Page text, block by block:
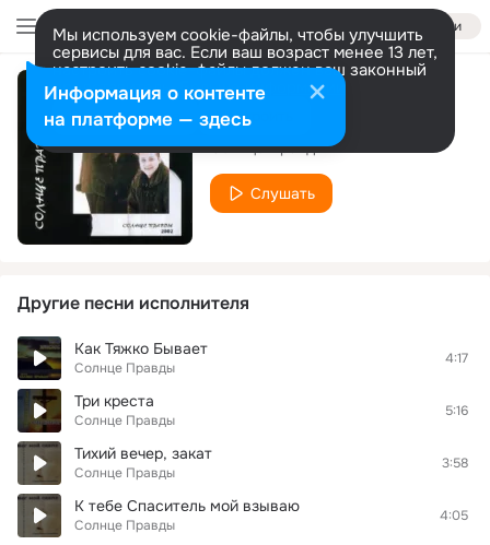
Войти
Мы используем cookie-файлы, чтобы улучшить
сервисы для вас. Если ваш возраст менее 13 лет,
настроить cookie-файлы должен ваш законный
представитель. Больше информации
Разрешить все Настроить
Жизнь Посвящаю
Солнце Правды
Слушать
Другие песни исполнителя
Как Тяжко Бывает
Солнце Правды
4:17
Три креста
Солнце Правды
5:16
Тихий вечер, закат
Солнце Правды
3:58
К тебе Спаситель мой взываю
Солнце Правды
4:05
Информация о контенте
на платформе — здесь